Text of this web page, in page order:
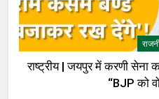
राष्ट्रीय | जयपुर में करणी सेना
“BJP को